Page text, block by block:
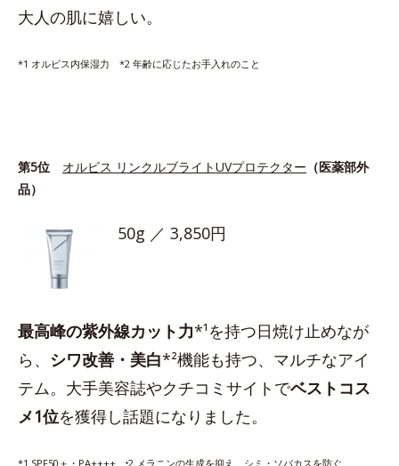
大人の肌に嬉しい。
*1 オルビス内保湿力 *2 年齢に応じたお手入れのこと
第5位 オルビス リンクルブライトUVプロテクター （医薬部外
品）
50g ／ 3,850円
最高峰の紫外線カット力*¹を持つ日焼け止めなが
ら、 シワ改善・美白*²機能も持つ、マルチなアイ
テム。大手美容誌やクチコミサイトでベストコス
メ1位を獲得し話題になりました。
*1 SPF50＋・PA++++ ⁺2 メラニンの生成を抑え、シミ・ソバカスを防ぐ